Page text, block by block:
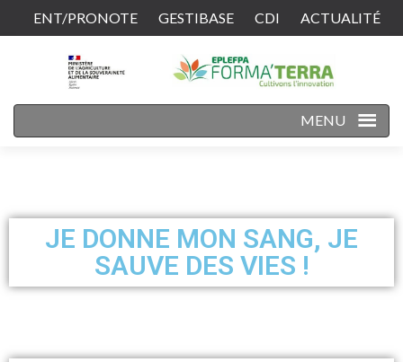
ENT/PRONOTE GESTIBASE CDI ACTUALITÉ
MENU
JE DONNE MON SANG, JE
SAUVE DES VIES !